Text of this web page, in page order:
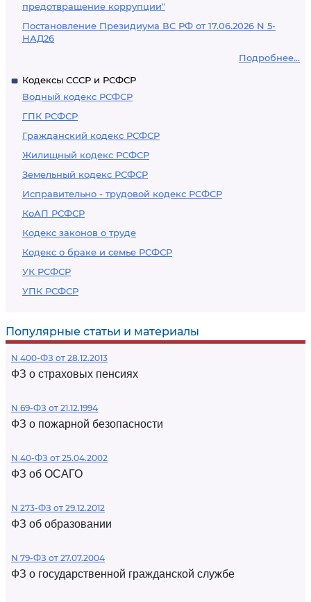
предотвращение коррупции"
Постановление Президиума ВС РФ от 17.06.2026 N 5-
НАД26
Подробнее...
Кодексы СССР и РСФСР
Водный кодекс РСФСР
ГПК РСФСР
Гражданский кодекс РСФСР
Жилищный кодекс РСФСР
Земельный кодекс РСФСР
Исправительно - трудовой кодекс РСФСР
КоАП РСФСР
Кодекс законов о труде
Кодекс о браке и семье РСФСР
УК РСФСР
УПК РСФСР
Популярные статьи и материалы
N 400-ФЗ от 28.12.2013
ФЗ о страховых пенсиях
N 69-ФЗ от 21.12.1994
ФЗ о пожарной безопасности
N 40-ФЗ от 25.04.2002
ФЗ об ОСАГО
N 273-ФЗ от 29.12.2012
ФЗ об образовании
N 79-ФЗ от 27.07.2004
ФЗ о государственной гражданской службе